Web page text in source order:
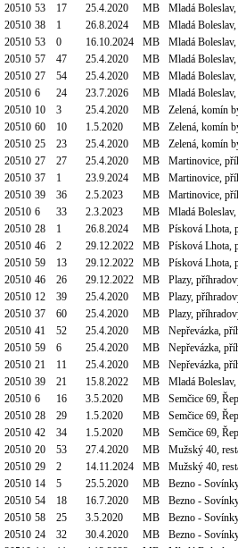
20510 53 17 25.4.2020 MB
Mladá
20510 38 1 26.8.2024 MB
Mladá
20510 53 0 16.10.2024 MB
Mladá
20510 57 47 25.4.2020 MB
Mladá
20510 27 54 25.4.2020 MB
Mladá
20510 6 24 23.7.2026 MB
Mladá
20510 10 3 25.4.2020 MB
Zelená, komín
20510 60 10 1.5.2020 MB
Zelená, komín
20510 25 23 25.4.2020 MB
Zelená, komín
20510 27 27 25.4.2020 MB
Martinovice,
20510 37 1 23.9.2024 MB
Martinovice,
20510 39 36 2.5.2023 MB
Martinovice,
20510 6 33 2.3.2023 MB
Mladá
20510 28 1 26.8.2024 MB
Písková Lhota,
20510 46 2 29.12.2022 MB
Písková Lhota,
20510 59 13 29.12.2022 MB
Písková Lhota,
20510 46 26 29.12.2022 MB
Plazy,
20510 12 39 25.4.2020 MB
Plazy,
20510 37 60 25.4.2020 MB
Plazy,
20510 41 52 25.4.2020 MB
Nepřevázka,
20510 59 6 25.4.2020 MB
Nepřevázka,
20510 21 11 25.4.2020 MB
Nepřevázka,
20510 39 21 15.8.2022 MB
Mladá
20510 6 16 3.5.2020 MB
Semčice 69,
20510 28 29 1.5.2020 MB
Semčice 69,
20510 42 34 1.5.2020 MB
Semčice 69,
20510 20 53 27.4.2020 MB
Mužský 40,
20510 29 2 14.11.2024 MB
Mužský 40,
20510 14 5 25.5.2020 MB
Bezno -
20510 54 18 16.7.2020 MB
Bezno -
20510 58 25 3.5.2020 MB
Bezno -
20510 24 32 30.4.2020 MB
Bezno -